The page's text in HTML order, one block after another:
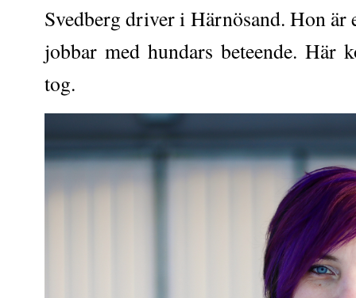
Svedberg driver i Härnösand. Hon
jobbar med hundars beteende. Här
tog.